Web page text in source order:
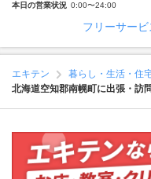
本日の営業状況 0:00〜24:00
フリーサー
エキテン 暮らし・生活・住
北海道空知郡南幌町に出張・訪